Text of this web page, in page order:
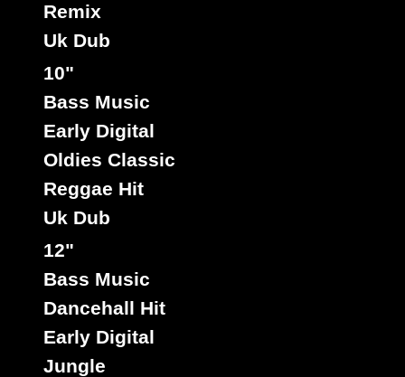
Remix
Uk Dub
10"
Bass Music
Early Digital
Oldies Classic
Reggae Hit
Uk Dub
12"
Bass Music
Dancehall Hit
Early Digital
Jungle
Sello :
Artista :
Riddim :
Estilo :